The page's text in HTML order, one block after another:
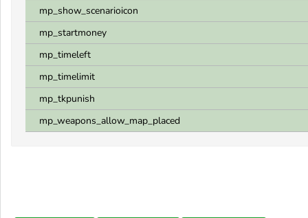
mp_show_scenarioicon
mp_startmoney
mp_timeleft
mp_timelimit
mp_tkpunish
mp_weapons_allow_map_placed